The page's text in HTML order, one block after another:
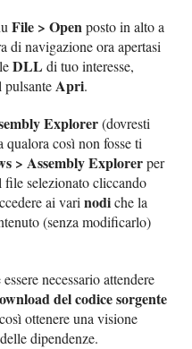
File > Openposto in alto a
di navigazione ora apertasi
DLL di tuo interesse,
pulsanteApri.
Explorer(dovresti
qualora così non fosse ti
> Assembly Explorerper
file selezionato cliccando
ai varinodiche la
(senza modificarlo)
necessario attendere
del codice sorgente
ottenere una visione
dipendenze.